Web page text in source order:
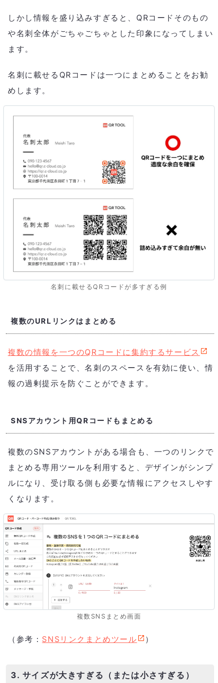
しかし情報を盛り込みすぎると、QRコードそのもの
や名刺全体がごちゃごちゃとした印象になってしまい
ます。
名刺に載せるQRコードは一つにまとめることをお勧
めします。
名刺に載せるQRコードが多すぎる例
複数のURLリンクはまとめる
複数の情報を一つのQRコードに集約するサービス
を活用することで、名刺のスペースを有効に使い、情
報の過剰提示を防ぐことができます。
SNSアカウント用QRコードもまとめる
複数のSNSアカウントがある場合も、一つのリンクで
まとめる専用ツールを利用すると、デザインがシンプ
ルになり、受け取る側も必要な情報にアクセスしやす
くなります。
複数SNSまとめ画面
（参考： SNSリンクまとめツール ）
3. サイズが大きすぎる（または小さすぎる）